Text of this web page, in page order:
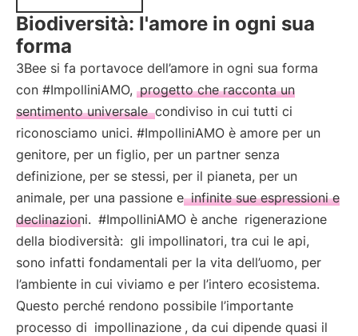
Biodiversità: l'amore in ogni sua
forma
3Bee si fa portavoce dell’amore in ogni sua forma
con #ImpolliniAMO, progetto che racconta un
sentimento universale condiviso in cui tutti ci
riconosciamo unici. #ImpolliniAMO è amore per un
genitore, per un figlio, per un partner senza
definizione, per se stessi, per il pianeta, per un
animale, per una passione e infinite sue espressioni e
declinazioni. #ImpolliniAMO è anche rigenerazione
della biodiversità: gli impollinatori, tra cui le api,
sono infatti fondamentali per la vita dell’uomo, per
l’ambiente in cui viviamo e per l’intero ecosistema.
Questo perché rendono possibile l’importante
processo di impollinazione , da cui dipende quasi il